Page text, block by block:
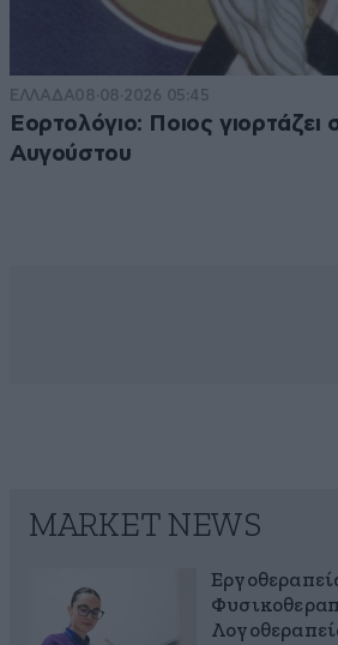
ΕΛΛΑΔΑ08·08·2026 05:45
Εορτολόγιο: Ποιος γιορτάζει
Αυγούστου
MARKET NEWS